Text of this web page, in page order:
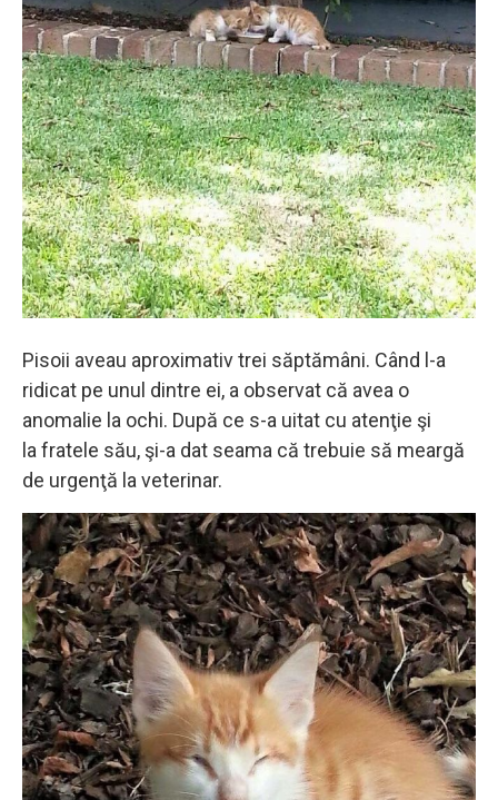
Pisoii aveau aproximativ trei săptămâni. Când l-a
ridicat pe unul dintre ei, a observat că avea o
anomalie la ochi. După ce s-a uitat cu atenţie şi
la fratele său, şi-a dat seama că trebuie să meargă
de urgenţă la veterinar.